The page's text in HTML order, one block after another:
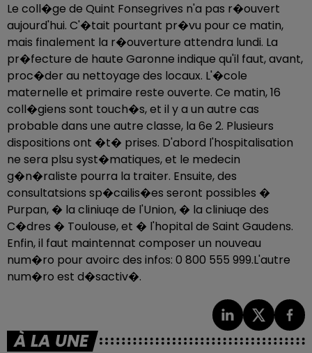
Le coll�ge de Quint Fonsegrives n'a pas r�ouvert
aujourd'hui. C'�tait pourtant pr�vu pour ce matin,
mais finalement la r�ouverture attendra lundi. La
pr�fecture de haute Garonne indique qu'il faut, avant,
proc�der au nettoyage des locaux. L'�cole
maternelle et primaire reste ouverte. Ce matin, 16
coll�giens sont touch�s, et il y a un autre cas
probable dans une autre classe, la 6e 2. Plusieurs
dispositions ont �t� prises. D'abord l'hospitalisation
ne sera plsu syst�matiques, et le medecin
g�n�raliste pourra la traiter. Ensuite, des
consultatsions sp�cailis�es seront possibles �
Purpan, � la cliniuqe de l'Union, � la cliniuqe des
C�dres � Toulouse, et � l'hopital de Saint Gaudens.
Enfin, il faut maintennat composer un nouveau
num�ro pour avoirc des infos: 0 800 555 999.L'autre
num�ro est d�sactiv�.
À LA UNE